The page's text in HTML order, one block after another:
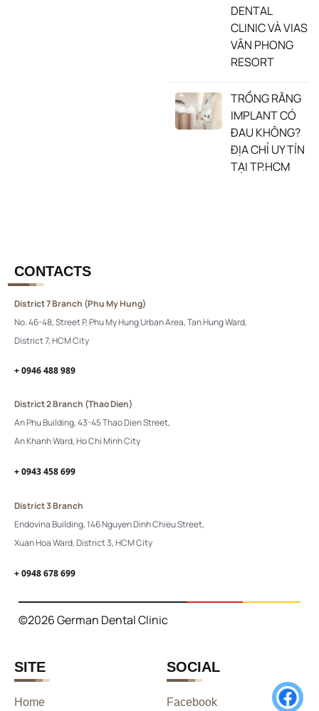
DENTAL
CLINIC VÀ VIAS
VÂN PHONG
RESORT
TRỒNG RĂNG
IMPLANT CÓ
ĐAU KHÔNG?
ĐỊA CHỈ UY TÍN
TẠI TP.HCM
SITE
Home
SOCIAL
Facebook
CONTACTS
District 7 Branch (Phu My Hung)
No. 46-48, Street P, Phu My Hung Urban Area, Tan Hung Ward,
District 7, HCM City
+ 0946 488 989
District 2 Branch (Thao Dien)
An Phu Building, 43-45 Thao Dien Street,
An Khanh Ward, Ho Chi Minh City
+ 0943 458 699
District 3 Branch
Endovina Building, 146 Nguyen Dinh Chieu Street,
Xuan Hoa Ward, District 3, HCM City
+ 0948 678 699
©2026 German Dental Clinic